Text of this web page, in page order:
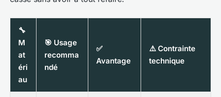
🔧
M
at
éri
au
🎯 Usage
recomma
ndé
✅
Avantage
⚠️ Contrainte
technique